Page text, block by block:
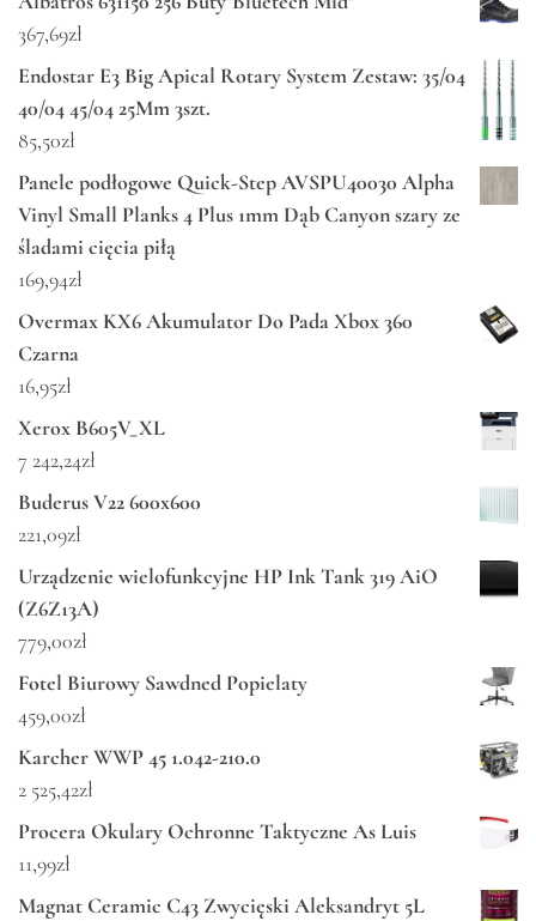
367,69zł
Endostar E3 Big Apical Rotary System Zestaw: 35/04
40/04 45/04 25Mm 3szt.
85,50zł
Panele podłogowe Quick-Step AVSPU40030 Alpha
Vinyl Small Planks 4 Plus 1mm Dąb Canyon szary ze
śladami cięcia piłą
169,94zł
Overmax KX6 Akumulator Do Pada Xbox 360
Czarna
16,95zł
Xerox B605V_XL
7 242,24zł
Buderus V22 600x600
221,09zł
Urządzenie wielofunkcyjne HP Ink Tank 319 AiO
(Z6Z13A)
779,00zł
Fotel Biurowy Sawdned Popielaty
459,00zł
Karcher WWP 45 1.042-210.0
2 525,42zł
Procera Okulary Ochronne Taktyczne As Luis
11,99zł
Magnat Ceramic C43 Zwycięski Aleksandryt 5L